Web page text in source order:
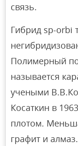
связь.
Гибрид sp-orbi
Полимерный
называется
учеными
Косаткин в
плотом.
графит и